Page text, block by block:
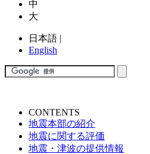
中
大
日本語 |
English
CONTENTS
地震本部の紹介
地震に関する評価
地震・津波の提供情報